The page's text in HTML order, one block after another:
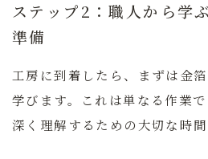
ステップ2：職人から学
準備
工房に到着したら、まずは金
学びます。これは単なる作業
深く理解するための大切な時間